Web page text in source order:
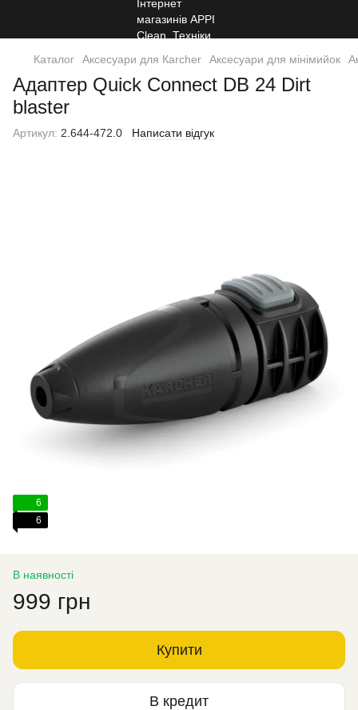
Каталог Аксесуари для Кarcher Аксесуари для мінімийок
Адаптер Quick Connect DB 24 Dirt
blaster
Артикул: 2.644-472.0 Написати відгук
6
6
В наявності
999 грн
Купити
В кредит